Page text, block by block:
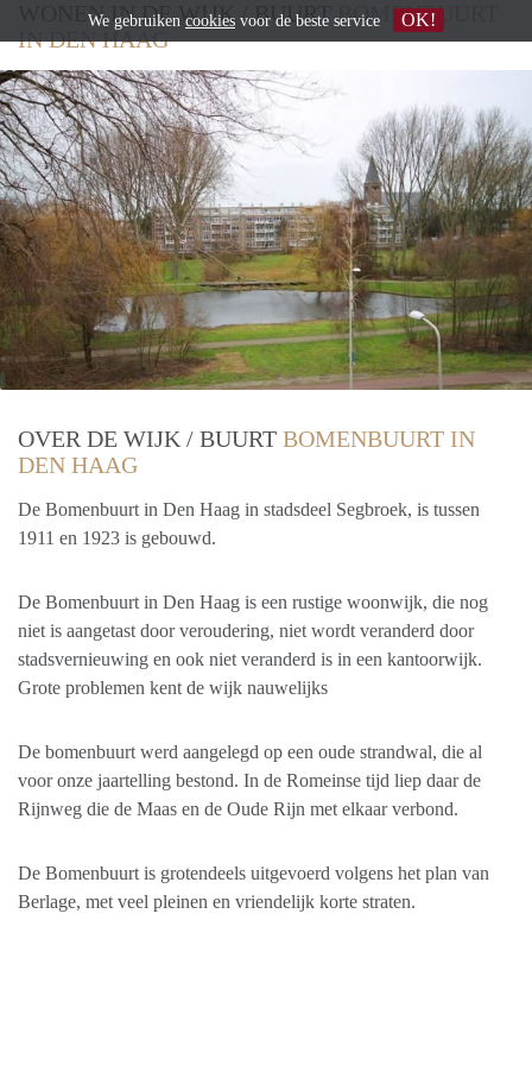
WONEN IN DE WIJK / BUURTBOMENBUURT
IN DEN HAAG
OVER DE WIJK / BUURT BOMENBUURT IN
DEN HAAG
De Bomenbuurt in Den Haag in stadsdeel Segbroek, is tussen
1911 en 1923 is gebouwd.
De Bomenbuurt in Den Haag is een rustige woonwijk, die nog
niet is aangetast door veroudering, niet wordt veranderd door
stadsvernieuwing en ook niet veranderd is in een kantoorwijk.
Grote problemen kent de wijk nauwelijks
De bomenbuurt werd aangelegd op een oude strandwal, die al
voor onze jaartelling bestond. In de Romeinse tijd liep daar de
Rijnweg die de Maas en de Oude Rijn met elkaar verbond.
De Bomenbuurt is grotendeels uitgevoerd volgens het plan van
Berlage, met veel pleinen en vriendelijk korte straten.
We gebruiken cookies voor de beste service OK!